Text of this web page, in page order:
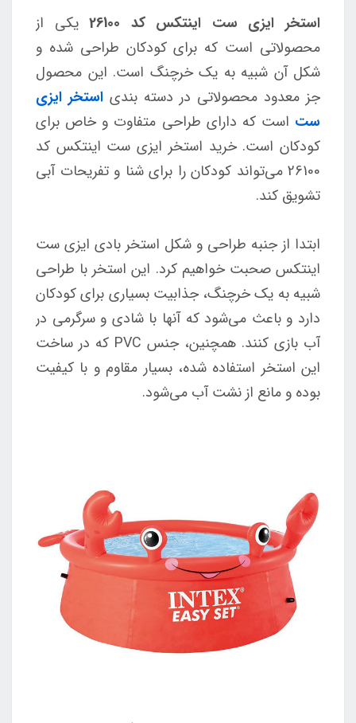
استخر ایزی ست اینتکس کد 26100
یکی از
محصولاتی است که برای کودکان طراحی شده و
شکل آن شبیه به یک خرچنگ است. این محصول
جز معدود محصولاتی در دسته بندی استخر ایزی
ست است که دارای طراحی متفاوت و خاص برای
کودکان است. خرید استخر ایزی ست اینتکس کد
26100 می‌تواند کودکان را برای شنا و تفریحات آبی
تشویق کند.
ابتدا از جنبه طراحی و شکل استخر بادی ایزی ست
اینتکس صحبت خواهیم کرد. این استخر با طراحی
شبیه به یک خرچنگ، جذابیت بسیاری برای کودکان
دارد و باعث می‌شود که آنها با شادی و سرگرمی در
آب بازی کنند. همچنین، جنس PVC که در ساخت
این استخر استفاده شده، بسیار مقاوم و با کیفیت
بوده و مانع از نشت آب می‌شود.